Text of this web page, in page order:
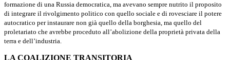
formazione di una Russia democratica, ma avevano sempre nutrito il proposito
di integrare il rivolgimento politico con quello sociale e di rovesciare il potere
autocratico per instaurare non già quello della borghesia, ma quello del
proletariato che avrebbe proceduto all’aboli­zione della proprietà privata della
terra e dell’industria.
LA COALIZIONE TRANSITORIA